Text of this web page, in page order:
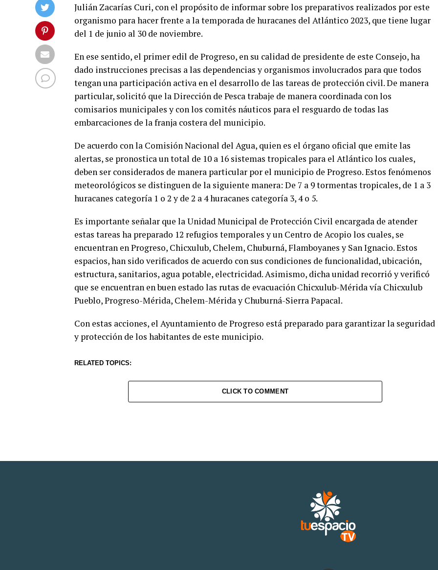
Julián Zacarías Curi, con el propósito de informar sobre los preparativos realizados por este
organismo para hacer frente a la temporada de huracanes del Atlántico 2023, que tiene lugar
del 1 de junio al 30 de noviembre.
En ese sentido, el primer edil de Progreso, en su calidad de presidente de este Consejo, ha
dado instrucciones precisas a las dependencias y organismos involucrados para que todos
tengan una participación activa en el desarrollo de las tareas de protección civil. De manera
particular, solicitó que la Dirección de Pesca trabaje de manera coordinada con los
comisarios municipales y con los comités náuticos para el resguardo de todas las
embarcaciones de la franja costera del municipio.
De acuerdo con la Comisión Nacional del Agua, quien es el órgano oficial que emite las
alertas, se pronostica un total de 10 a 16 sistemas tropicales para el Atlántico los cuales,
deben ser considerados de manera particular por el municipio de Progreso. Estos fenómenos
meteorológicos se distinguen de la siguiente manera: De 7 a 9 tormentas tropicales, de 1 a 3
huracanes categoría 1 o 2 y de 2 a 4 huracanes categoría 3, 4 o 5.
Es importante señalar que la Unidad Municipal de Protección Civil encargada de atender
estas tareas ha preparado 12 refugios temporales y un Centro de Acopio los cuales, se
encuentran en Progreso, Chicxulub, Chelem, Chuburná, Flamboyanes y San Ignacio. Estos
espacios, han sido verificados de acuerdo con sus condiciones de funcionalidad, ubicación,
estructura, sanitarios, agua potable, electricidad. Asimismo, dicha unidad recorrió y verificó
que se encuentran en buen estado las rutas de evacuación Chicxulub-Mérida vía Chicxulub
Pueblo, Progreso-Mérida, Chelem-Mérida y Chuburná-Sierra Papacal.
Con estas acciones, el Ayuntamiento de Progreso está preparado para garantizar la seguridad
y protección de los habitantes de este municipio.
RELATED TOPICS:
CLICK TO COMMENT